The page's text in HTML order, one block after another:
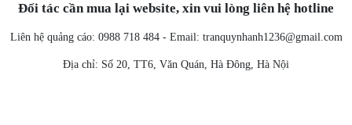
Đối tác cần mua lại website, xin vui lòng liên hệ hotline
Liên hệ quảng cáo: 0988 718 484 - Email: tranquynhanh1236@gmail.com
Địa chỉ: Số 20, TT6, Văn Quán, Hà Đông, Hà Nội